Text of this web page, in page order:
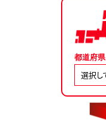
都道府県